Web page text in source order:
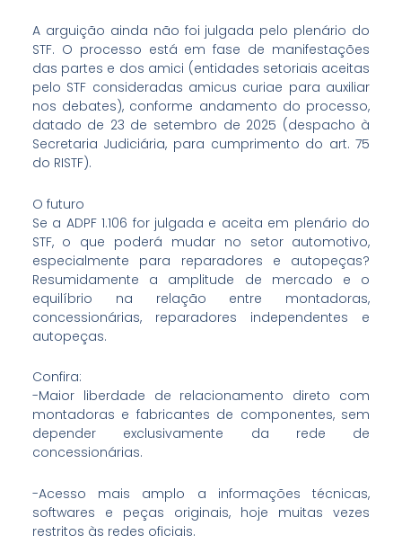
A arguição ainda não foi julgada pelo plenário do
STF. O processo está em fase de manifestações
das partes e dos amici (entidades setoriais aceitas
pelo STF consideradas amicus curiae para auxiliar
nos debates), conforme andamento do processo,
datado de 23 de setembro de 2025 (despacho à
Secretaria Judiciária, para cumprimento do art. 75
do RISTF).
O futuro
Se a ADPF 1.106 for julgada e aceita em plenário do
STF, o que poderá mudar no setor automotivo,
especialmente para reparadores e autopeças?
Resumidamente a amplitude de mercado e o
equilíbrio na relação entre montadoras,
concessionárias, reparadores independentes e
autopeças.
Confira:
-Maior liberdade de relacionamento direto com
montadoras e fabricantes de componentes, sem
depender exclusivamente da rede de
concessionárias.
-Acesso mais amplo a informações técnicas,
softwares e peças originais, hoje muitas vezes
restritos às redes oficiais.